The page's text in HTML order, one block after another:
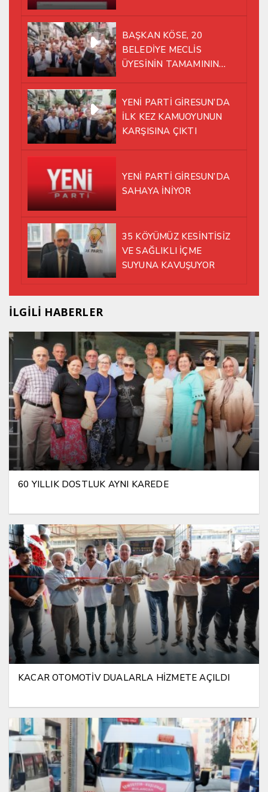
BAŞKAN KÖSE, 20
BELEDİYE MECLİS
ÜYESİNİN TAMAMININ
YÜRÜMEYE KARAR VERDİK
YENİ PARTİ GİRESUN’DA
İLK KEZ KAMUOYUNUN
KARŞISINA ÇIKTI
YENİ PARTİ GİRESUN’DA
SAHAYA İNİYOR
35 KÖYÜMÜZ KESİNTİSİZ
VE SAĞLIKLI İÇME
SUYUNA KAVUŞUYOR
İLGİLİ HABERLER
60 YILLIK DOSTLUK AYNI KAREDE
KACAR OTOMOTİV DUALARLA HİZMETE AÇILDI